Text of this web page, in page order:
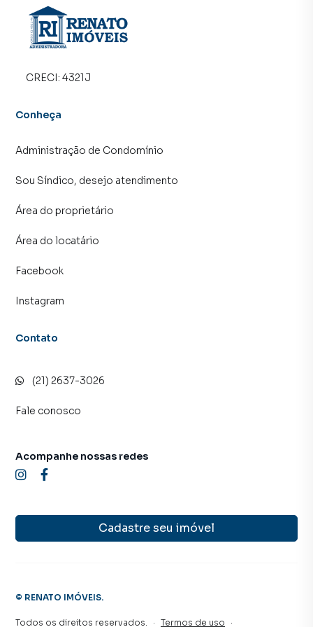
cidades do Brasil, incluindo Maricá.
Na RENATO IMÓVEIS você consegue vender ou alugar seu
tradicionais. Já vendemos e locamos diversos imóveis em
Isso porque temos uma equipe de marketing digital focada
em produzir campanhas específicas para Maricá, o que
tendo como consequência uma maior chance de vender ou
alugar seu imóvel mais rápido. Contamos também com um
time de programadores, corretores treinados e uma
central de atendimento preparada para atender
CRECI: 4321J
Conheça
Administração de Condomínio
Sou Síndico, desejo atendimento
Área do proprietário
Área do locatário
Facebook
Instagram
Contato
(21) 2637-3026
Fale conosco
Cadastre seu imóvel
Acompanhe nossas redes
© RENATO IMÓVEIS.
Todos os direitos reservados. · Termos de uso ·